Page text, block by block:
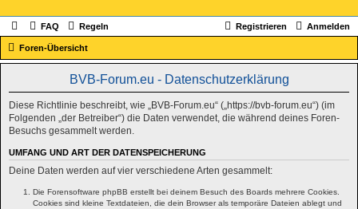
FAQ Regeln Anmelden
Registrieren
Foren-Übersicht
BVB-Forum.eu - Datenschutzerklärung
Diese Richtlinie beschreibt, wie „BVB-Forum.eu“ („https://bvb-forum.eu“) (im
Folgenden „der Betreiber“) die Daten verwendet, die während deines Foren-
Besuchs gesammelt werden.
UMFANG UND ART DER DATENSPEICHERUNG
Deine Daten werden auf vier verschiedene Arten gesammelt:
Die Forensoftware phpBB erstellt bei deinem Besuch des Boards mehrere Cookies.
Cookies sind kleine Textdateien, die dein Browser als temporäre Dateien ablegt und